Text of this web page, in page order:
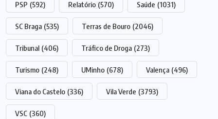
PSP (592) Relatório (570) Saúde (1031)
SC Braga (535) Terras de Bouro (2046)
Tribunal (406) Tráfico de Droga (273)
Turismo (248) UMinho (678) Valença (496)
Viana do Castelo (336) Vila Verde (3793)
VSC (360)